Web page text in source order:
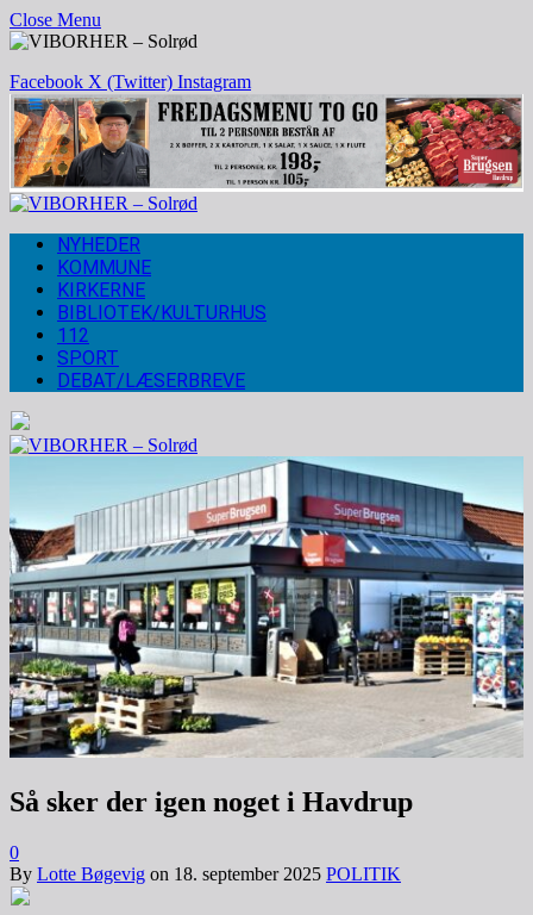
Close Menu
Facebook X (Twitter) Instagram
NYHEDER
KOMMUNE
KIRKERNE
BIBLIOTEK/KULTURHUS
112
SPORT
DEBAT/LÆSERBREVE
Så sker der igen noget i Havdrup
0
By Lotte Bøgevig on 18. september 2025 POLITIK